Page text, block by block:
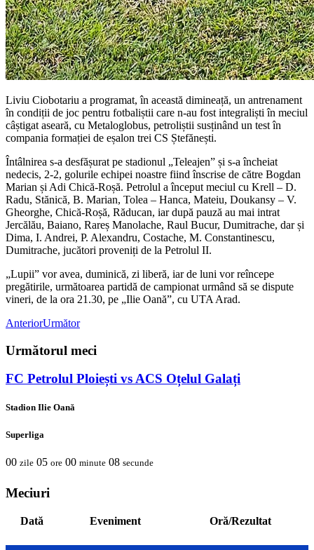
Liviu Ciobotariu a programat, în această dimineață, un antrenament
în condiții de joc pentru fotbaliștii care n-au fost integraliști în meciul
câștigat aseară, cu Metaloglobus, petroliștii susținând un test în
compania formației de eșalon trei CS Ștefănești.
Întâlnirea s-a desfășurat pe stadionul „Teleajen” și s-a încheiat
nedecis, 2-2, golurile echipei noastre fiind înscrise de către Bogdan
Marian și Adi Chică-Roșă. Petrolul a început meciul cu Krell – D.
Radu, Stănică, B. Marian, Tolea – Hanca, Mateiu, Doukansy – V.
Gheorghe, Chică-Roșă, Răducan, iar după pauză au mai intrat
Jercălău, Baiano, Rareș Manolache, Raul Bucur, Dumitrache, dar și
Dima, I. Andrei, P. Alexandru, Costache, M. Constantinescu,
Dumitrache, jucători proveniți de la Petrolul II.
„Lupii” vor avea, duminică, zi liberă, iar de luni vor reîncepe
pregătirile, următoarea partidă de campionat urmând să se dispute
vineri, de la ora 21.30, pe „Ilie Oană”, cu UTA Arad.
AnteriorUrmător
Următorul meci
FC Petrolul Ploiești vs ACS Oțelul Galați
Stadion Ilie Oană
Superliga
00 zile 05 ore 00 minute 07 secunde
Meciuri
Dată Eveniment Oră/Rezultat